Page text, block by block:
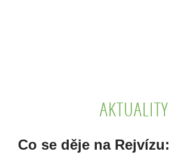
AKTUALITY
Co se děje na Rejvízu: